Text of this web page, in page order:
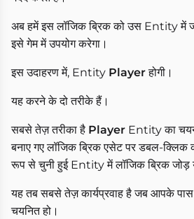
अब हमें इस लॉजिक ब्रिक को उस Entity में
इसे गेम में उपयोग करेगा।
इस उदाहरण में, Entity Playerहोगी।
यह करने के दो तरीके हैं।
सबसे तेज़ तरीका है Player Entity का
बनाए गए लॉजिक ब्रिक एसेट पर डबल-क्लिक
रूप से चुनी हुई Entity में लॉजिक ब्रिक जोड़
यह तब सबसे तेज़ कार्यप्रवाह है जब आपके
चयनित हो।